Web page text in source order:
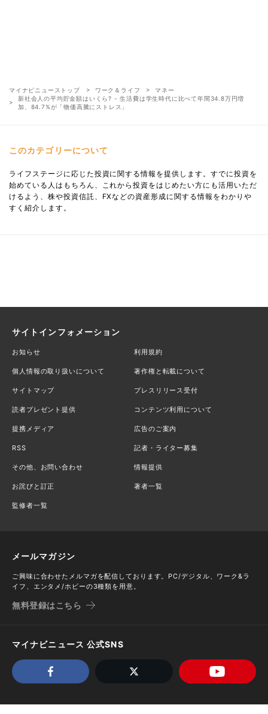
マイナビニューストップ ワーク＆ライフ
マネー
新社会人の平均貯金額はいくら? - 生活費は学生時代に比べて年間34.8万円増
加、84.7%が「物価高騰にストレス」
このカテゴリーについて
ライフステージに応じた投資に関する情報を提供します。すでに投資を
始めている人はもちろん、これから投資をはじめたい方にも活用いただ
けるよう、株や投資信託、FXなどの資産形成に関する情報をわかりや
すく紹介します。
サイトインフォメーション
お知らせ 利用規約
個人情報の取り扱いについて 著作権と転載について
サイトマップ プレスリリース受付
読者プレゼント提供 コンテンツ利用について
提携メディア 広告のご案内
RSS 記者・ライター募集
その他、お問い合わせ 情報提供
お詫びと訂正 著者一覧
監修者一覧
メールマガジン
ご興味に合わせたメルマガを配信しております。PC/デジタル、ワーク&ラ
イフ、エンタメ/ホビーの3種類を用意。
無料登録はこちら
マイナビニュース 公式SNS